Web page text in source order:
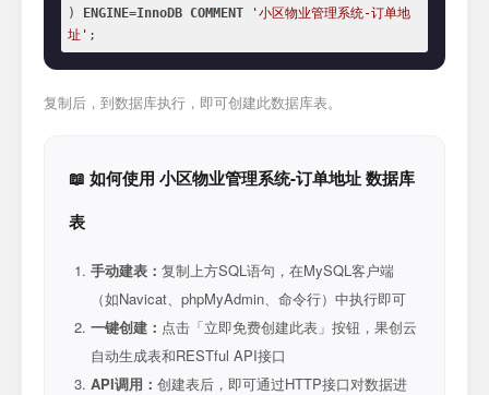
)
ENGINE=InnoDB COMMENT
'小区物业管理系统-订单地
址' ;
复制后，到数据库执行，即可创建此数据库表。
📖 如何使用 小区物业管理系统-订单地址 数据库
表
手动建表： 复制上方SQL语句，在MySQL客户端
（如Navicat、phpMyAdmin、命令行）中执行即可
一键创建： 点击「立即免费创建此表」按钮，果创云
自动生成表和RESTful API接口
API调用： 创建表后，即可通过HTTP接口对数据进